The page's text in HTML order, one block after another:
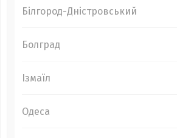
Білгород-Дністровський
Болград
Ізмаїл
Одеса